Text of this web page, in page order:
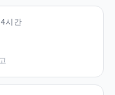
시간